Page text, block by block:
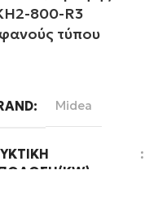
800-R3
τύπου
Midea